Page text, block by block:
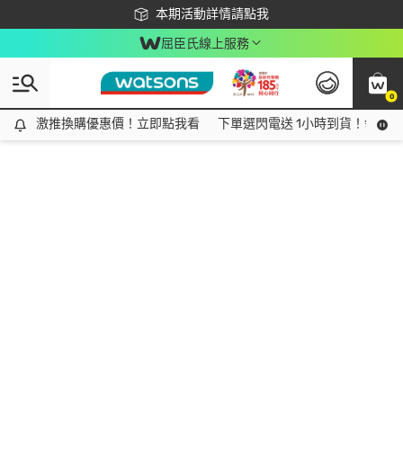
本期活動詳情請點我
下載app最高回饋$350
屈臣氏線上服務
0
激推換購優惠價！立即點我看
激推換購優惠價！立即點我看 下單選閃電送 1小時到貨！領神